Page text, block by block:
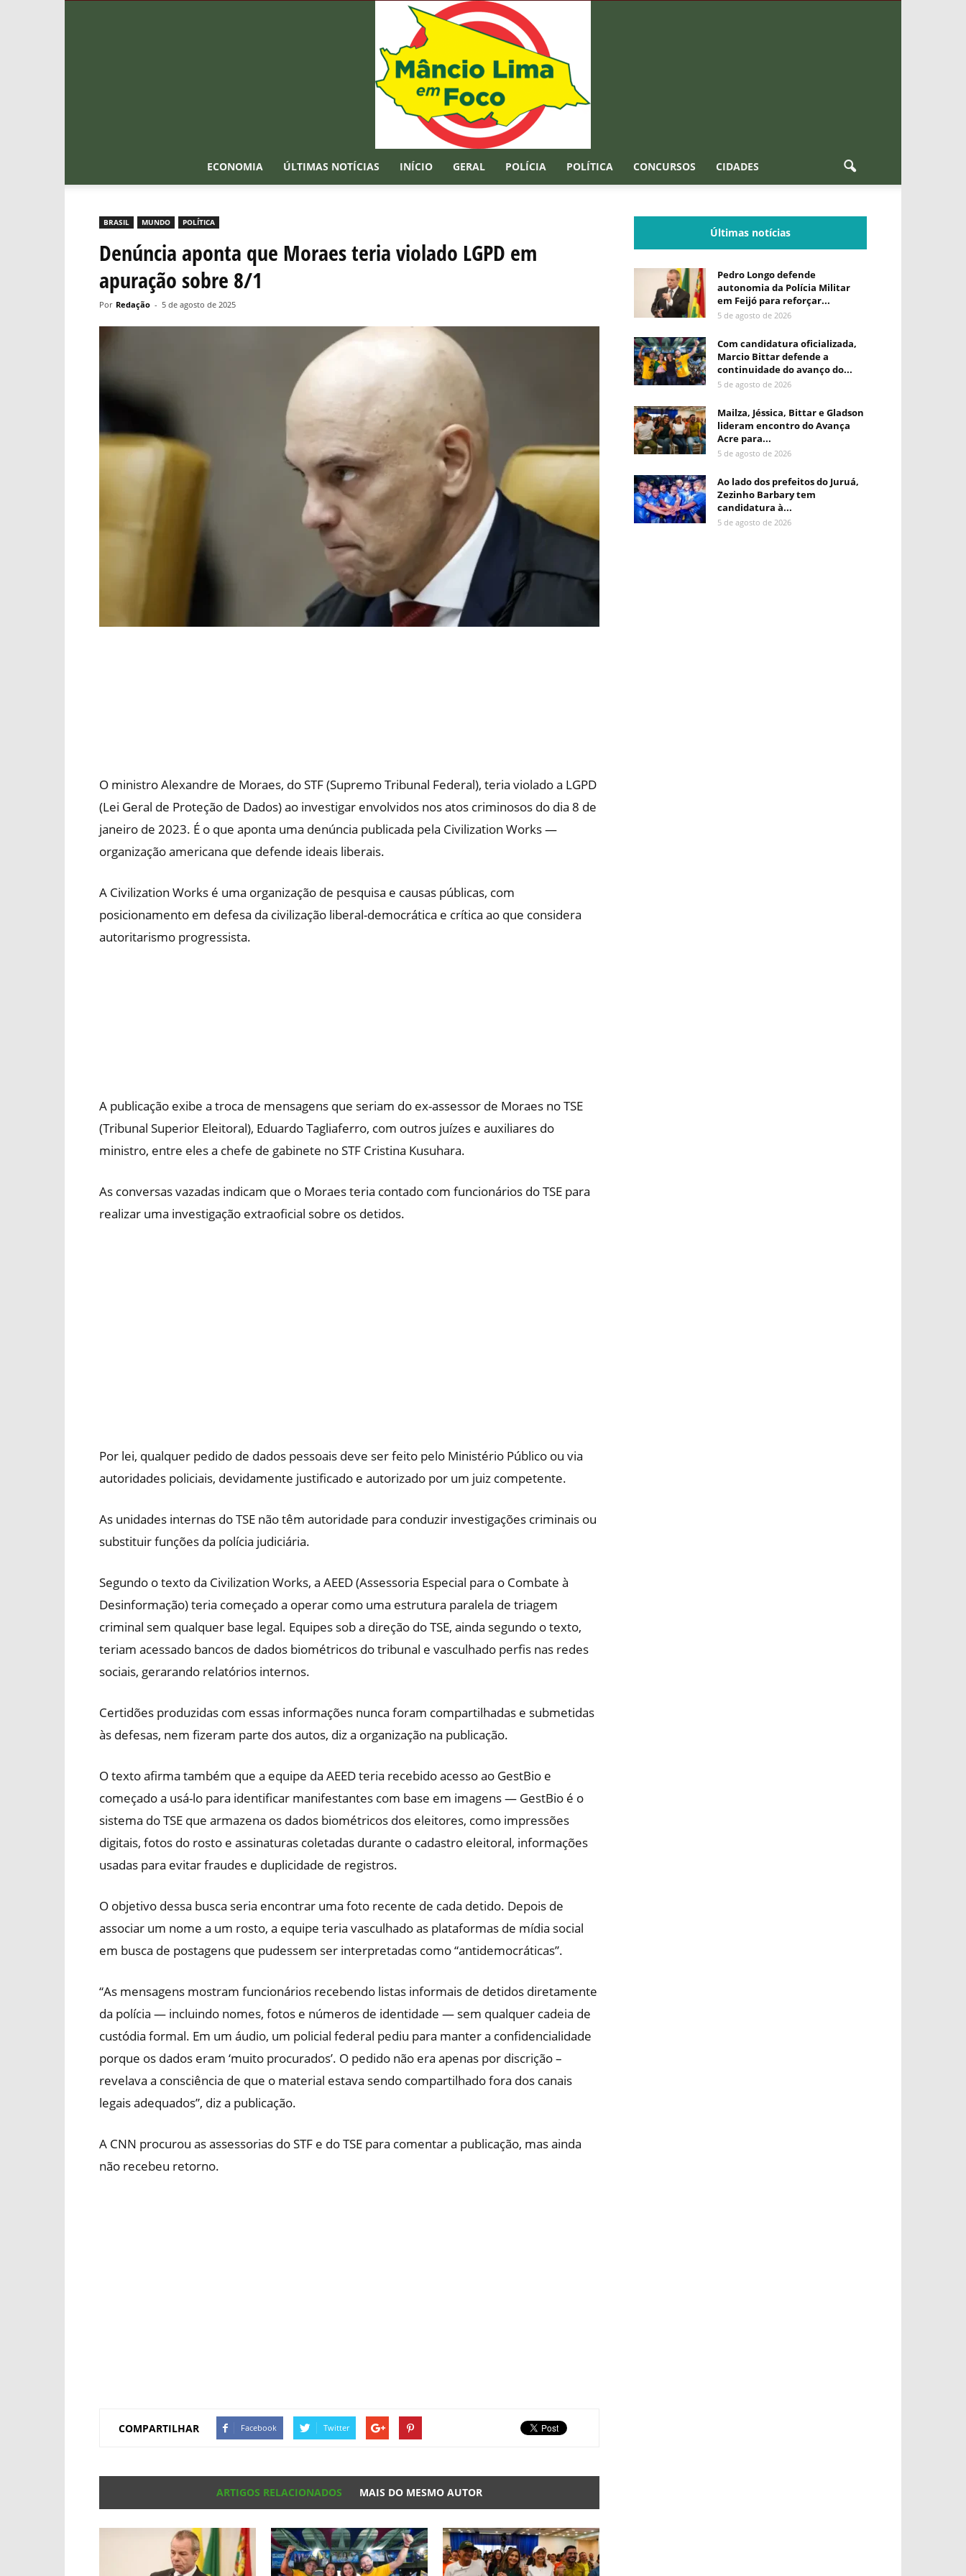
Foco
ECONOMIA ÚLTIMAS NOTÍCIAS INÍCIO GERAL POLÍCIA POLÍTICA CONCURSOS CIDADES
BRASIL MUNDO POLÍTICA
Denúncia aponta que Moraes teria violado LGPD em
apuração sobre 8/1
Por Redação - 5 de agosto de 2025
O ministro Alexandre de Moraes, do STF (Supremo Tribunal Federal), teria violado a LGPD
(Lei Geral de Proteção de Dados) ao investigar envolvidos nos atos criminosos do dia 8 de
janeiro de 2023. É o que aponta uma denúncia publicada pela Civilization Works —
organização americana que defende ideais liberais.
A Civilization Works é uma organização de pesquisa e causas públicas, com
posicionamento em defesa da civilização liberal-democrática e crítica ao que considera
autoritarismo progressista.
A publicação exibe a troca de mensagens que seriam do ex-assessor de Moraes no TSE
(Tribunal Superior Eleitoral), Eduardo Tagliaferro, com outros juízes e auxiliares do
ministro, entre eles a chefe de gabinete no STF Cristina Kusuhara.
As conversas vazadas indicam que o Moraes teria contado com funcionários do TSE para
realizar uma investigação extraoficial sobre os detidos.
Por lei, qualquer pedido de dados pessoais deve ser feito pelo Ministério Público ou via
autoridades policiais, devidamente justificado e autorizado por um juiz competente.
As unidades internas do TSE não têm autoridade para conduzir investigações criminais ou
substituir funções da polícia judiciária.
Segundo o texto da Civilization Works, a AEED (Assessoria Especial para o Combate à
Desinformação) teria começado a operar como uma estrutura paralela de triagem
criminal sem qualquer base legal. Equipes sob a direção do TSE, ainda segundo o texto,
teriam acessado bancos de dados biométricos do tribunal e vasculhado perfis nas redes
sociais, gerarando relatórios internos.
Certidões produzidas com essas informações nunca foram compartilhadas e submetidas
às defesas, nem fizeram parte dos autos, diz a organização na publicação.
O texto afirma também que a equipe da AEED teria recebido acesso ao GestBio e
começado a usá-lo para identificar manifestantes com base em imagens — GestBio é o
sistema do TSE que armazena os dados biométricos dos eleitores, como impressões
digitais, fotos do rosto e assinaturas coletadas durante o cadastro eleitoral, informações
usadas para evitar fraudes e duplicidade de registros.
O objetivo dessa busca seria encontrar uma foto recente de cada detido. Depois de
associar um nome a um rosto, a equipe teria vasculhado as plataformas de mídia social
em busca de postagens que pudessem ser interpretadas como “antidemocráticas”.
“As mensagens mostram funcionários recebendo listas informais de detidos diretamente
da polícia — incluindo nomes, fotos e números de identidade — sem qualquer cadeia de
custódia formal. Em um áudio, um policial federal pediu para manter a confidencialidade
porque os dados eram ‘muito procurados’. O pedido não era apenas por discrição –
revelava a consciência de que o material estava sendo compartilhado fora dos canais
legais adequados”, diz a publicação.
A CNN procurou as assessorias do STF e do TSE para comentar a publicação, mas ainda
não recebeu retorno.
COMPARTILHAR Facebook Twitter
ARTIGOS RELACIONADOS MAIS DO MESMO AUTOR
Últimas notícias
Pedro Longo defende
autonomia da Polícia Militar
em Feijó para reforçar...
5 de agosto de 2026
Com candidatura oficializada,
Marcio Bittar defende a
continuidade do avanço do...
5 de agosto de 2026
Mailza, Jéssica, Bittar e Gladson
lideram encontro do Avança
Acre para...
5 de agosto de 2026
Ao lado dos prefeitos do Juruá,
Zezinho Barbary tem
candidatura à...
5 de agosto de 2026